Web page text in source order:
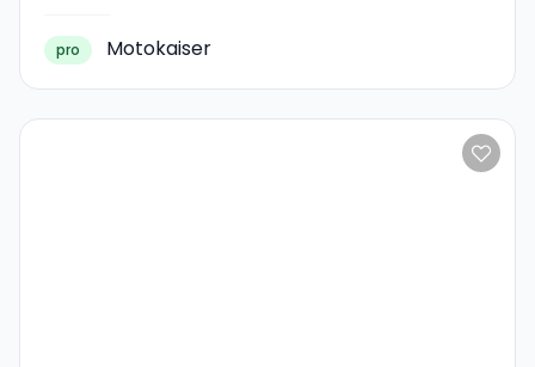
pro Motokaiser